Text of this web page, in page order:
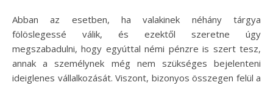
Abban az esetben, ha valakinek néhány tárgya
fölöslegessé válik, és ezektől szeretne úgy
megszabadulni, hogy egyúttal némi pénzre is szert tesz,
annak a személynek még nem szükséges bejelenteni
ideiglenes vállalkozását. Viszont, bizonyos összegen felül a